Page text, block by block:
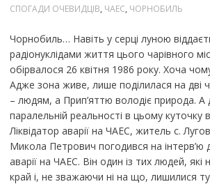
СПОГАДИ ОЧЕВИДЦІВ, ЧАЕС, ЧОРНОБИЛЬ
Чорнобиль… Навіть у серці луною
радіонуклідами життя цього чарівного
обірвалося 26 квітня 1986 року. Хоча
Адже зона живе, лише поділилася на дві
– людям, а Прип’яттю володіє природа. А
паралельній реальності в цьому куточку
Ліквідатор аварії на ЧАЕС, житель с.
Микола Петрович погодився на інтерв’ю
аварії на ЧАЕС. Він один із тих людей, які
край і, не зважаючи ні на що, лишилися